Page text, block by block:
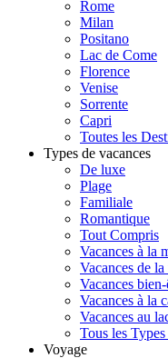
Rome
Milan
Positano
Lac de Come
Florence
Venise
Sorrente
Capri
Toutes les
Types de vacances
De luxe
Plage
Familiale
Romantique
Tout Compris
Vacances à la
Vacances de
Vacances
Vacances à la
Vacances au
Tous les
Voyage